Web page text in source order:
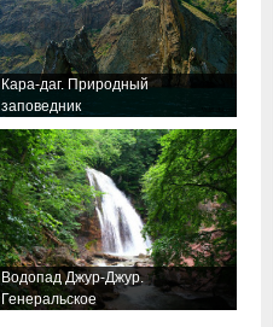
Кара-даг. Природный
заповедник
Водопад Джур-Джур.
Генеральское